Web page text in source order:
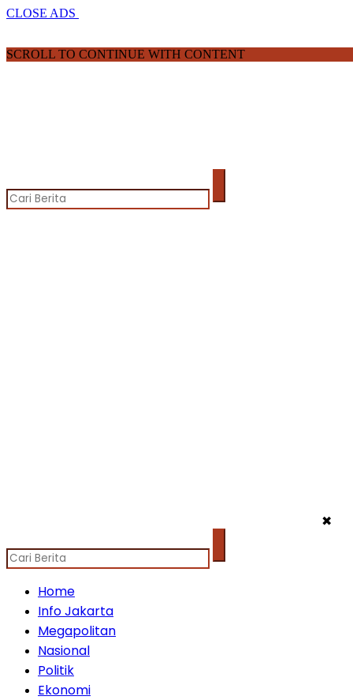
CLOSE ADS
SCROLL TO CONTINUE WITH CONTENT
✖
Home
Info Jakarta
Megapolitan
Nasional
Politik
Ekonomi